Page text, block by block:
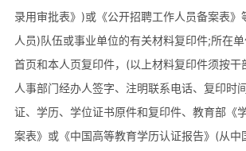
录用审批表》)或《公开招聘工作人员备案表》
人员)队伍或事业单位的有关材料复印件;所在
首页和本人页复印件，(以上材料复印件须按干
人事部门经办人签字、注明联系电话、复印时
证、学历、学位证书原件和复印件、教育部《
案表》或《中国高等教育学历认证报告》(从中